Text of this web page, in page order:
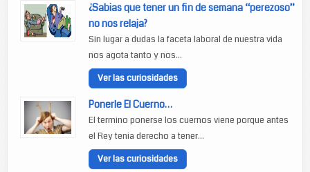
¿Sabias que tener un fin de semana “perezoso”
no nos relaja?
Sin lugar a dudas la faceta laboral de nuestra vida
nos agota tanto y nos...
Ver las curiosidades
Ponerle El Cuerno…
El termino ponerse los cuernos viene porque antes
el Rey tenia derecho a tener...
Ver las curiosidades